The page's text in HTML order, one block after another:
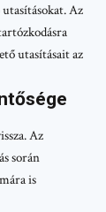
Az
utasításait az
Az
során
is